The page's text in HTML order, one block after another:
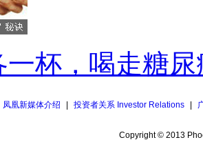
一杯，喝走糖尿
凤凰新媒体介绍 投资者关系 Investor Relations
Copyright © 2013